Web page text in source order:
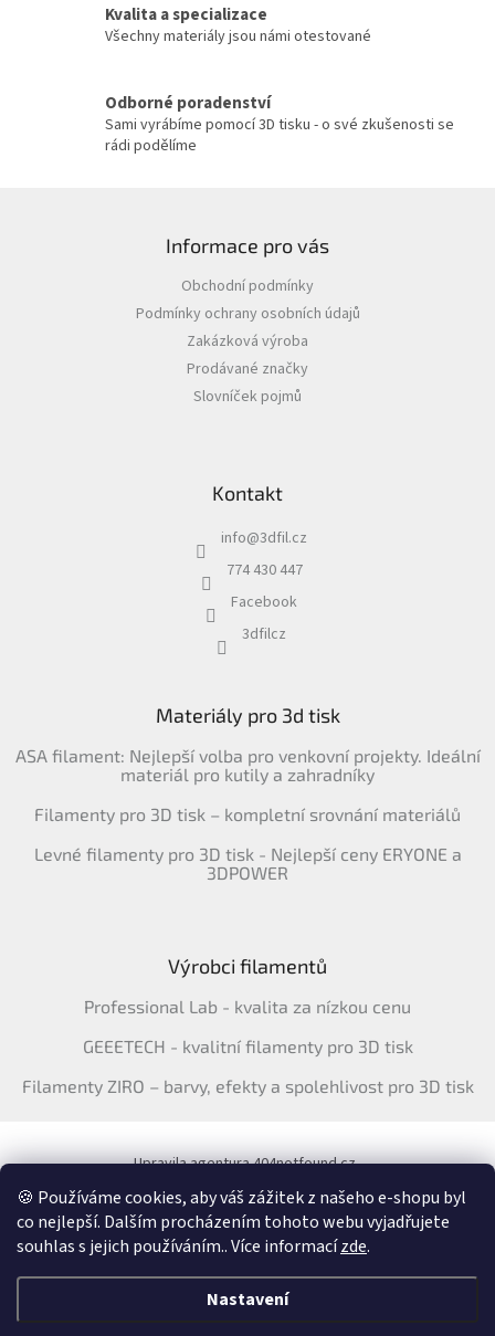
🍪 Používáme cookies, aby váš zážitek z našeho e-shopu byl
co nejlepší. Dalším procházením tohoto webu vyjadřujete
souhlas s jejich používáním.. Více informacízde.
Nastavení
k
y
p
i
Kvalita a specializace
Všechny materiály jsou námi otestované
Odborné poradenství
Sami vyrábíme pomocí 3D tisku - o své zkušenosti se
rádi podělíme
Informace pro vás
Obchodní podmínky
Podmínky ochrany osobních údajů
Zakázková výroba
Prodávané značky
Slovníček pojmů
Kontakt
info@3dfil.cz
774 430 447
Facebook
3dfilcz
Materiály pro 3d tisk
ASA filament: Nejlepší volba pro venkovní projekty. Ideální
materiál pro kutily a zahradníky
Filamenty pro 3D tisk – kompletní srovnání materiálů
Levné filamenty pro 3D tisk - Nejlepší ceny ERYONE a
3DPOWER
Výrobci filamentů
Professional Lab - kvalita za nízkou cenu
GEEETECH - kvalitní filamenty pro 3D tisk
Filamenty ZIRO – barvy, efekty a spolehlivost pro 3D tisk
Upravila agentura 404notfound.cz
Katalog filamentů ERYONE pro ČR
Vytvořil Shoptet &